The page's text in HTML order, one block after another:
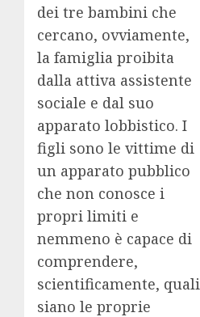
dei tre bambini che
cercano, ovviamente,
la famiglia proibita
dalla attiva assistente
sociale e dal suo
apparato lobbistico. I
figli sono le vittime di
un apparato pubblico
che non conosce i
propri limiti e
nemmeno è capace di
comprendere,
scientificamente, quali
siano le proprie